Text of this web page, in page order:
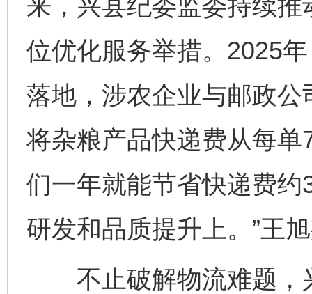
来，兴县纪委监委持续
位优化服务举措。2025
落地，涉农企业与邮政
将杂粮产品快递费从每单
们一年就能节省快递费
研发和品质提升上。”王
不止破解物流难题，